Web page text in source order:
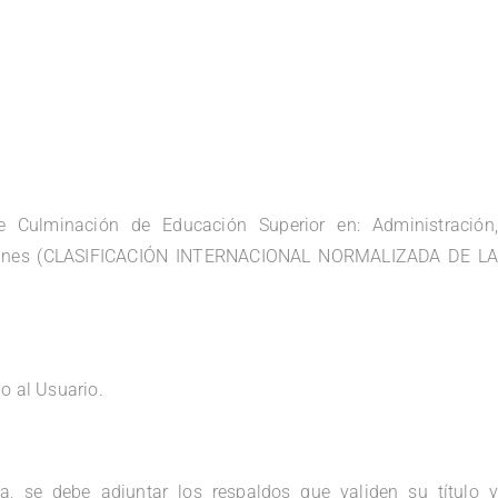
de Educación Superior en: Administración,
(CLASIFICACIÓN INTERNACIONAL NORMALIZADA DE LA
al Usuario.
se debe adjuntar los respaldos que validen su título y